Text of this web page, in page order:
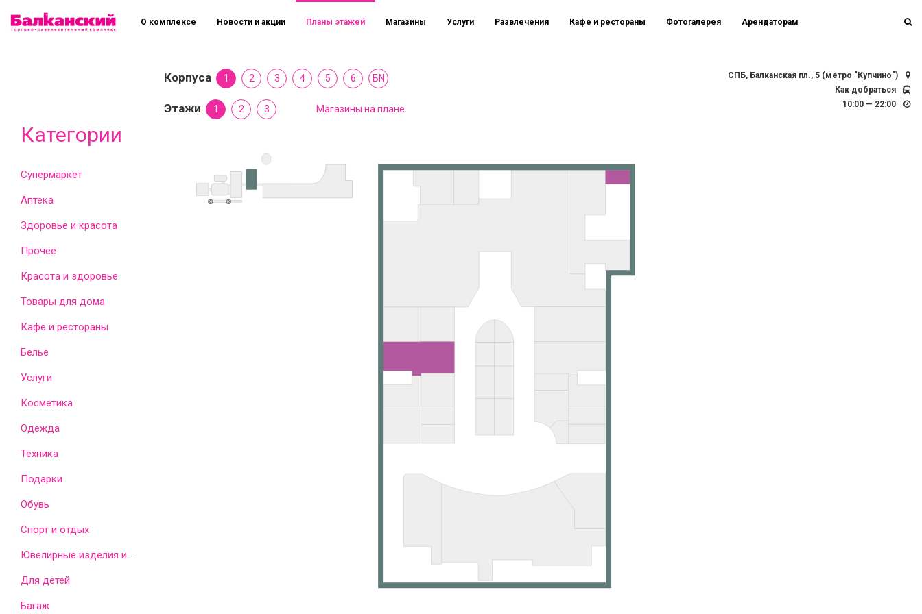
Категории
Супермаркет
Аптека
Здоровье и красота
Прочее
Красота и здоровье
Товары для дома
Кафе и рестораны
Белье
Услуги
Косметика
Одежда
Техника
Подарки
Обувь
Спорт и отдых
Для детей
Багаж
О комплексе Новости и акции Планы этажей Магазины Услуги Развлечения Кафе и рестораны Фотогалерея Арендаторам
СПБ, Балканская пл., 5 (метро "Купчино")
Как добраться
10:00 — 22:00
Корпуса 1 2 3 4 5 6 БN
Этажи 1 2 3 Магазины на плане